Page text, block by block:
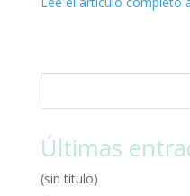
Últimas
(sin título)